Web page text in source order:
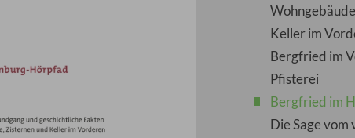
Keller im
Bergfried im
Pfisterei
Bergfried im
Die Sage vom